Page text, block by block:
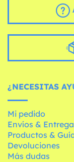
¿NECESITAS
Mi pedido
Envíos &
Productos &
Devoluciones
Más dudas